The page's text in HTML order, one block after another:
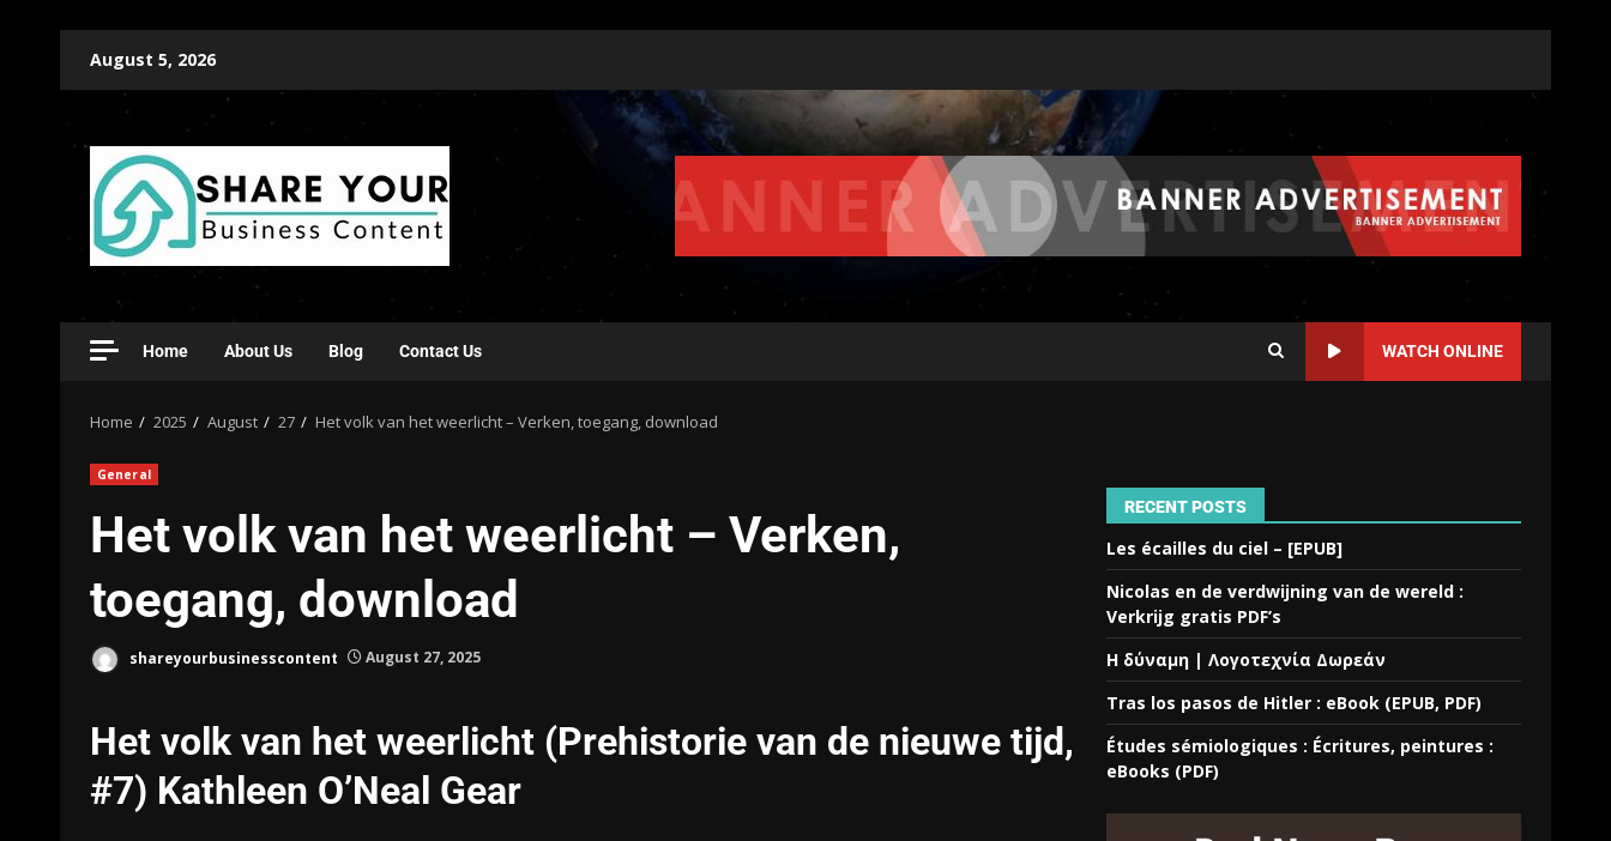
August 5, 2026
Home About Us Blog Contact Us WATCH ONLINE
Home 2025 August 27 Het volk van het weerlicht – Verken, toegang, download
General
Het volk van het weerlicht – Verken,
toegang, download
shareyourbusinesscontent August 27, 2025
Het volk van het weerlicht (Prehistorie van de nieuwe tijd,
#7) Kathleen O’Neal Gear
RECENT POSTS
Les écailles du ciel – [EPUB]
Nicolas en de verdwijning van de wereld :
Verkrijg gratis PDF’s
Η δύναμη | Λογοτεχνία Δωρεάν
Tras los pasos de Hitler : eBook (EPUB, PDF)
Études sémiologiques : Écritures, peintures :
eBooks (PDF)